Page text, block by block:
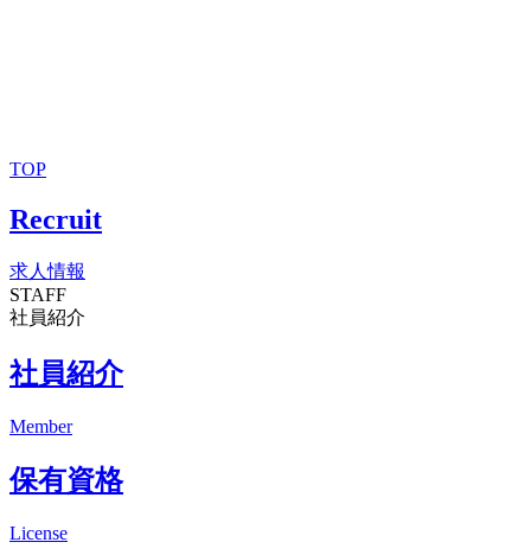
TOP
Recruit
求人情報
STAFF
社員紹介
社員紹介
Member
保有資格
License